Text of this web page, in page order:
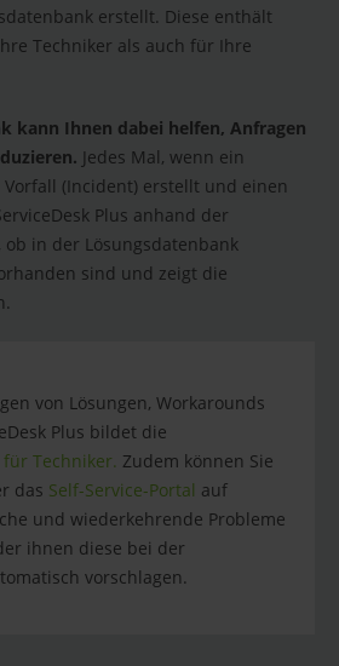
erstellt. Diese enthält
Techniker als auch für Ihre
kann Ihnen dabei helfen, Anfragen
Jedes Mal, wenn ein
(Incident) erstellt und einen
Plus anhand der
in der Lösungsdatenbank
sind und zeigt die
von Lösungen, Workarounds
Plus bildet die
Techniker. Zudem können Sie
das Self-Service-Portal auf
und wiederkehrende Probleme
ihnen diese bei der
vorschlagen.